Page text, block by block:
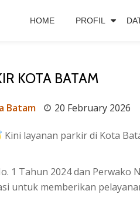
HOME PROFIL
KOTA BATAM
Batam 20 February 2026
Kini layanan parkir di Kota
1 Tahun 2024 dan Perwako
untuk memberikan